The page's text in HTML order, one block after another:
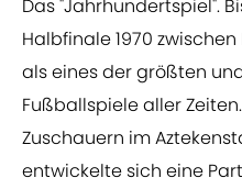
Das "Jahrhundertspiel".
Halbfinale 1970
als eines der größten
Fußballspiele aller
Zuschauern im
entwickelte sich eine